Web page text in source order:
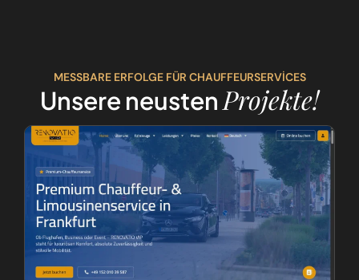
MESSBARE ERFOLGE FÜR CHAUFFEURSERVICES
Unsere neusten Projekte!